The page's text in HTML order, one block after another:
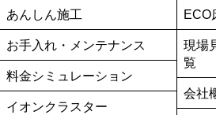
あんしん施工
お手入れ・メンテナンス
料金シミュレーション
イオンクラスター
ECO
現場
覧
会社